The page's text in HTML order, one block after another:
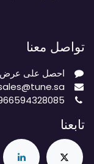
تواصل معنا
احصل على
تابعنا